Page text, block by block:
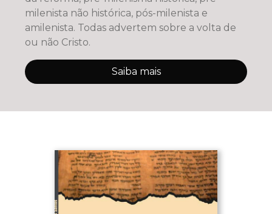
milenista não histórica, pós-milenista e
amilenista. Todas advertem sobre a volta de
ou não Cristo.
Saiba mais